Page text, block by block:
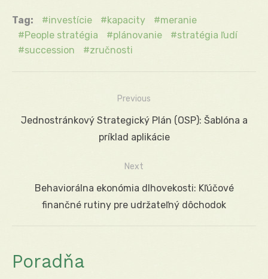
Tag: investície kapacity
meranie
People stratégia
plánovanie
stratégia ľudí
succession
zručnosti
Navigácia
Previous
Previous
Jednostránkový Strategický Plán (OSP): Šablóna a
príklad aplikácie
Next
NextBehaviorálna ekonómia dlhovekosti: Kľúčové
finančné rutiny pre udržateľný dôchodok
Poradňa